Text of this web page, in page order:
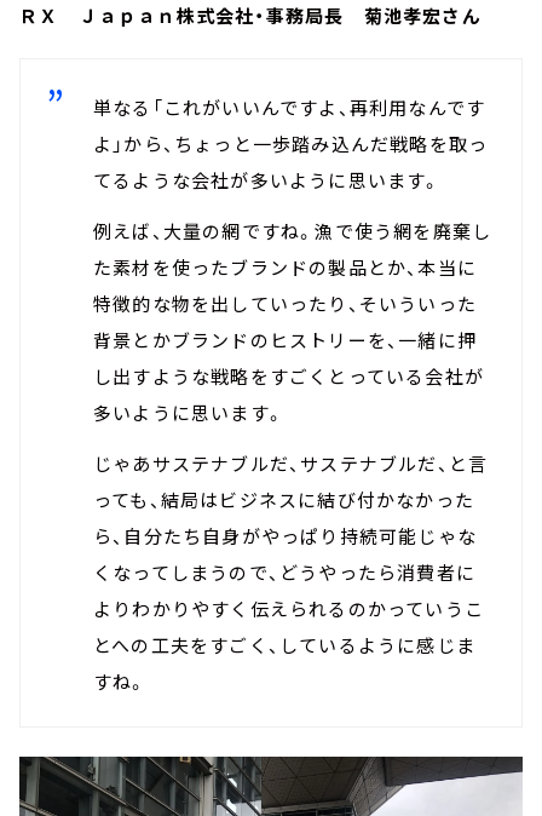
ＲＸ Ｊａｐａｎ株式会社・事務局長 菊池孝宏さん
単なる「これがいいんですよ、再利用なんです
よ」から、ちょっと一歩踏み込んだ戦略を取っ
てるような会社が多いように思います。
例えば、大量の網ですね。漁で使う網を廃棄し
た素材を使ったブランドの製品とか、本当に
特徴的な物を出していったり、そいういった
背景とかブランドのヒストリーを、一緒に押
し出すような戦略をすごくとっている会社が
多いように思います。
じゃあサステナブルだ、サステナブルだ、と言
っても、結局はビジネスに結び付かなかった
ら、自分たち自身がやっぱり持続可能じゃな
くなってしまうので、どうやったら消費者に
よりわかりやすく伝えられるのかっていうこ
とへの工夫をすごく、しているように感じま
すね。